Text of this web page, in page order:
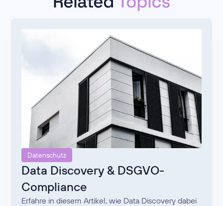
Datenschutz
Data Discovery & DSGVO-
Compliance
Erfahre in diesem Artikel, wie Data Discovery dabei